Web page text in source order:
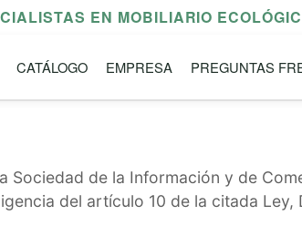
EN MOBILIARIO
CATÁLOGO EMPRESA PREGUNTAS
de la Información y de
del artículo 10 de la citada Ley,